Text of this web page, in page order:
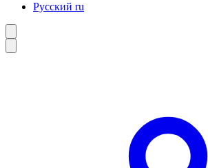
Русский ru